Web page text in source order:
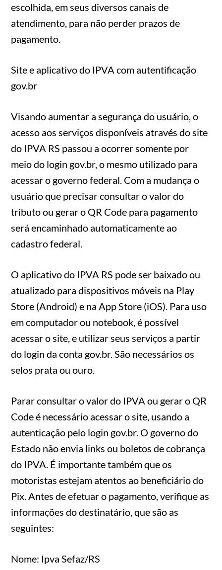
escolhida, em seus diversos canais de
atendimento, para não perder prazos de
pagamento.
Site e aplicativo do IPVA com autentificação
gov.br
Visando aumentar a segurança do usuário, o
acesso aos serviços disponíveis através do site
do IPVA RS passou a ocorrer somente por
meio do login gov.br, o mesmo utilizado para
acessar o governo federal. Com a mudança o
usuário que precisar consultar o valor do
tributo ou gerar o QR Code para pagamento
será encaminhado automaticamente ao
cadastro federal.
O aplicativo do IPVA RS pode ser baixado ou
atualizado para dispositivos móveis na Play
Store (Android) e na App Store (iOS). Para uso
em computador ou notebook, é possível
acessar o site, e utilizar seus serviços a partir
do login da conta gov.br. São necessários os
selos prata ou ouro.
Parar consultar o valor do IPVA ou gerar o QR
Code é necessário acessar o site, usando a
autenticação pelo login gov.br. O governo do
Estado não envia links ou boletos de cobrança
do IPVA. É importante também que os
motoristas estejam atentos ao beneficiário do
Pix. Antes de efetuar o pagamento, verifique as
informações do destinatário, que são as
seguintes:
Nome: Ipva Sefaz/RS